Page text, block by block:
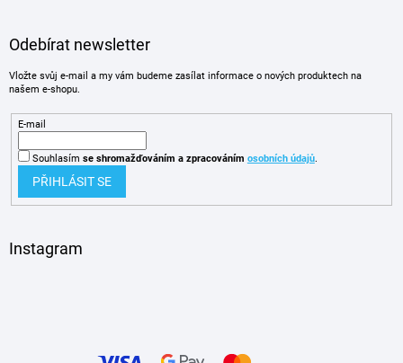
Odebírat newsletter
Vložte svůj e-mail a my vám budeme zasílat informace o nových produktech na
našem e-shopu.
E-mail
Souhlasím se shromažďováním a zpracováním osobních údajů.
PŘIHLÁSIT SE
Instagram